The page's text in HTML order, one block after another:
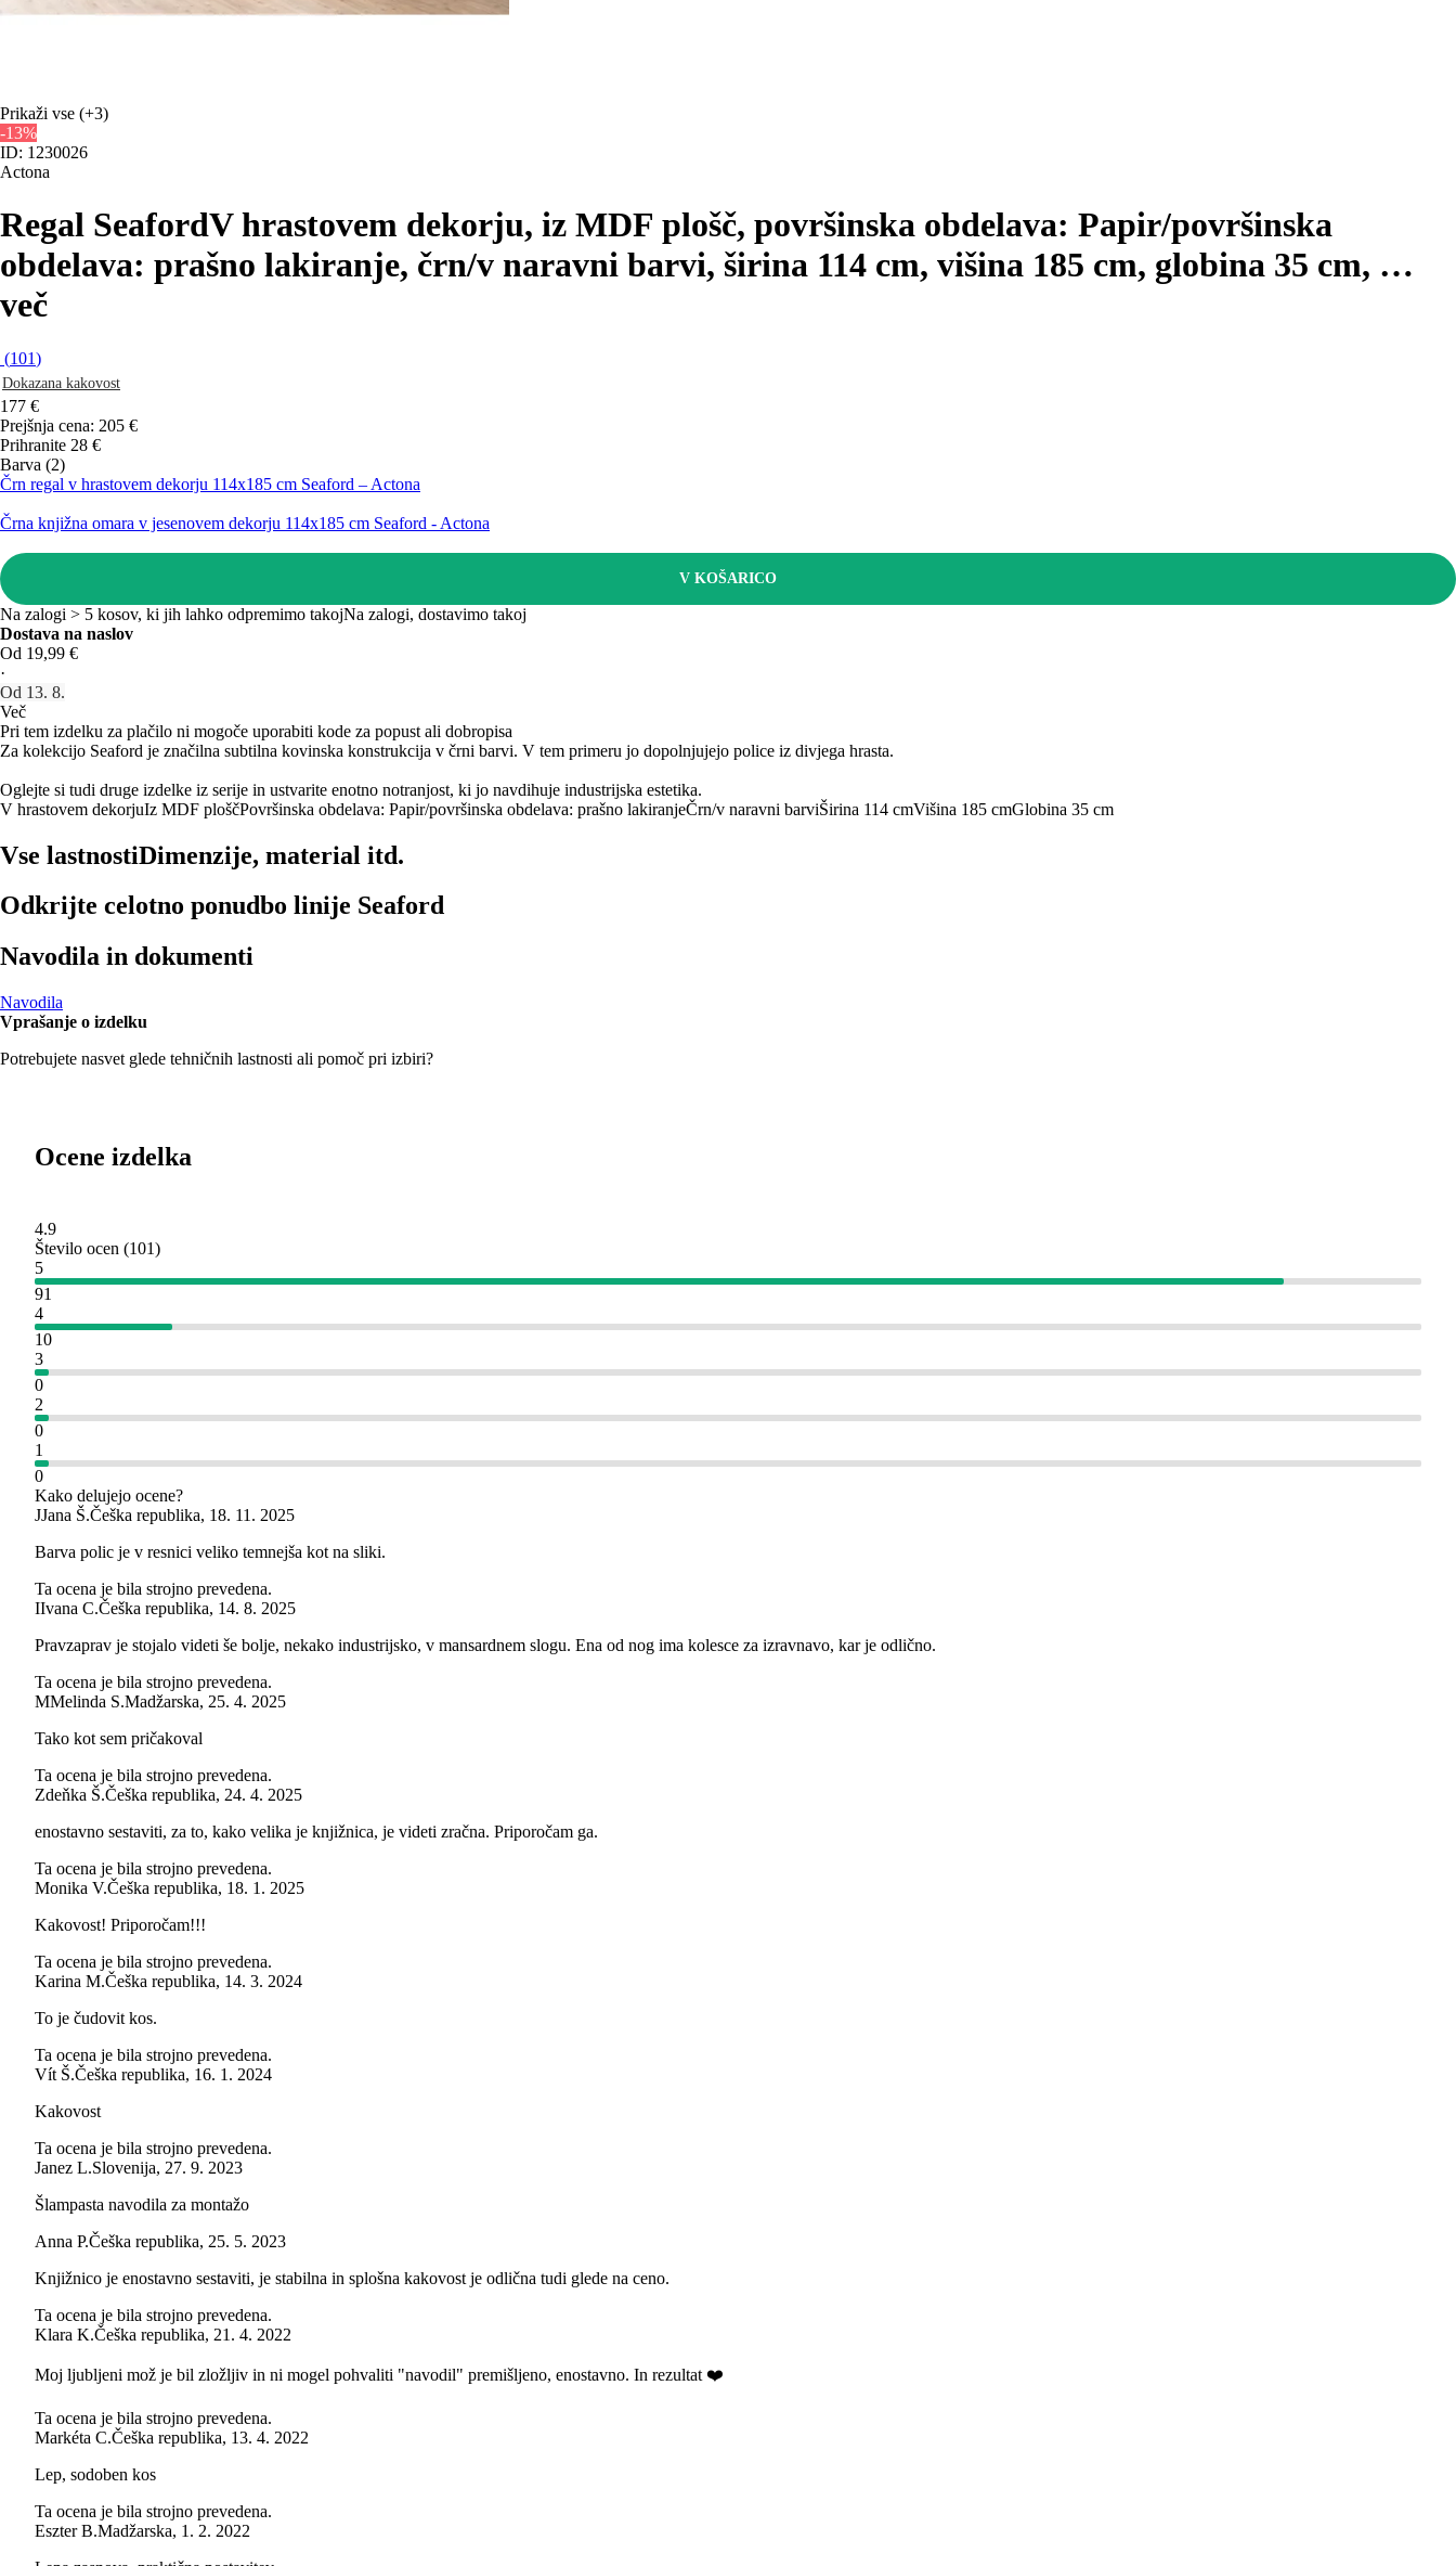
Prikaži vse (+3)
-13%
ID: 1230026
Actona
Regal SeafordV hrastovem dekorju, iz MDF plošč, površinska obdelava: Papir/površinska
obdelava: prašno lakiranje, črn/v naravni barvi, širina 114 cm, višina 185 cm, globina 35 cm, …
več
(101)
Dokazana kakovost
177 €
Prejšnja cena: 205 €
Prihranite 28 €
Barva (2)
Črn regal v hrastovem dekorju 114x185 cm Seaford – Actona
Črna knjižna omara v jesenovem dekorju 114x185 cm Seaford - Actona
V KOŠARICO
Na zalogi > 5 kosov, ki jih lahko odpremimo takojNa zalogi, dostavimo takoj
Dostava na naslov
Od 19,99 €
·
Od 13. 8.
Več
Pri tem izdelku za plačilo ni mogoče uporabiti kode za popust ali dobropisa
Za kolekcijo Seaford je značilna subtilna kovinska konstrukcija v črni barvi. V tem primeru jo dopolnjujejo police iz divjega hrasta.
Oglejte si tudi druge izdelke iz serije in ustvarite enotno notranjost, ki jo navdihuje industrijska estetika.
V hrastovem dekorjuIz MDF ploščPovršinska obdelava: Papir/površinska obdelava: prašno lakiranjeČrn/v naravni barviŠirina 114 cmVišina 185 cmGlobina 35 cm
Vse lastnostiDimenzije, material itd.
Odkrijte celotno ponudbo linije Seaford
Navodila in dokumenti
Navodila
Vprašanje o izdelku
Potrebujete nasvet glede tehničnih lastnosti ali pomoč pri izbiri?
Ocene izdelka
4.9
Število ocen (101)
5
91
4
10
3
0
2
0
1
0
Kako delujejo ocene?
JJana Š.Češka republika, 18. 11. 2025
Barva polic je v resnici veliko temnejša kot na sliki.
Ta ocena je bila strojno prevedena.
IIvana C.Češka republika, 14. 8. 2025
Pravzaprav je stojalo videti še bolje, nekako industrijsko, v mansardnem slogu. Ena od nog ima kolesce za izravnavo, kar je odlično.
Ta ocena je bila strojno prevedena.
MMelinda S.Madžarska, 25. 4. 2025
Tako kot sem pričakoval
Ta ocena je bila strojno prevedena.
Zdeňka Š.Češka republika, 24. 4. 2025
enostavno sestaviti, za to, kako velika je knjižnica, je videti zračna. Priporočam ga.
Ta ocena je bila strojno prevedena.
Monika V.Češka republika, 18. 1. 2025
Kakovost! Priporočam!!!
Ta ocena je bila strojno prevedena.
Karina M.Češka republika, 14. 3. 2024
To je čudovit kos.
Ta ocena je bila strojno prevedena.
Vít Š.Češka republika, 16. 1. 2024
Kakovost
Ta ocena je bila strojno prevedena.
Janez L.Slovenija, 27. 9. 2023
Šlampasta navodila za montažo
Anna P.Češka republika, 25. 5. 2023
Knjižnico je enostavno sestaviti, je stabilna in splošna kakovost je odlična tudi glede na ceno.
Ta ocena je bila strojno prevedena.
Klara K.Češka republika, 21. 4. 2022
Moj ljubljeni mož je bil zložljiv in ni mogel pohvaliti "navodil" premišljeno, enostavno. In rezultat ❤️
Ta ocena je bila strojno prevedena.
Markéta C.Češka republika, 13. 4. 2022
Lep, sodoben kos
Ta ocena je bila strojno prevedena.
Eszter B.Madžarska, 1. 2. 2022